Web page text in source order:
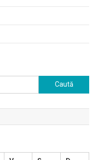
Caută
după: